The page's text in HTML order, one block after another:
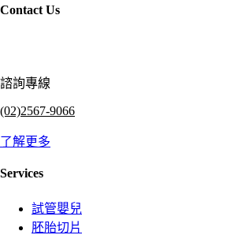
Contact Us
諮詢專線
(02)2567-9066
了解更多
Services
試管嬰兒
胚胎切片